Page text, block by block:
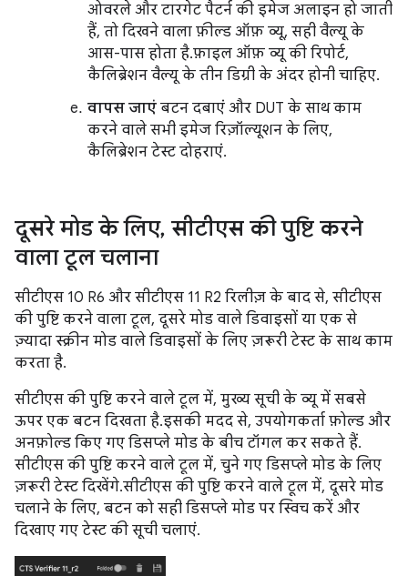
ओवरले और टारगेट पैटर्न की इमेज अलाइन हो जाती
हैं, तो दिखने वाला फ़ील्ड ऑफ़ व्यू, सही वैल्यू के
आस-पास होता है. फ़ाइल ऑफ़ व्यू की रिपोर्ट,
कैलिब्रेशन वैल्यू के तीन डिग्री के अंदर होनी चाहिए.
वापस जाएं बटन दबाएं और DUT के साथ काम
करने वाले सभी इमेज रिज़ॉल्यूशन के लिए,
कैलिब्रेशन टेस्ट दोहराएं.
दूसरे मोड के लिए, सीटीएस की पुष्टि करने
वाला टूल चलाना
सीटीएस 10 R6 और सीटीएस 11 R2 रिलीज़ के बाद से, सीटीएस
की पुष्टि करने वाला टूल, दूसरे मोड वाले डिवाइसों या एक से
ज़्यादा स्क्रीन मोड वाले डिवाइसों के लिए ज़रूरी टेस्ट के साथ काम
करता है.
सीटीएस की पुष्टि करने वाले टूल में, मुख्य सूची के व्यू में सबसे
ऊपर एक बटन दिखता है. इसकी मदद से, उपयोगकर्ता फ़ोल्ड और
अनफ़ोल्ड किए गए डिसप्ले मोड के बीच टॉगल कर सकते हैं.
सीटीएस की पुष्टि करने वाले टूल में, चुने गए डिसप्ले मोड के लिए
ज़रूरी टेस्ट दिखेंगे. सीटीएस की पुष्टि करने वाले टूल में, दूसरे मोड
चलाने के लिए, बटन को सही डिसप्ले मोड पर स्विच करें और
दिखाए गए टेस्ट की सूची चलाएं.